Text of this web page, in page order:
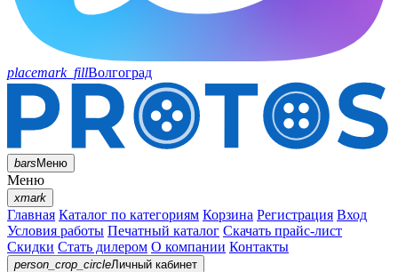
placemark_fillВолгоград
barsМеню
Меню
xmark
Главная Каталог по категориям Корзина Регистрация Вход
Условия работы Печатный каталог Скачать прайс-лист
Скидки Стать дилером О компании Контакты
person_crop_circleЛичный кабинет